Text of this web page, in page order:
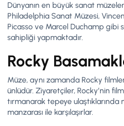
Dünyanın en büyük sanat
Philadelphia Sanat Müzesi,
Picasso ve Marcel Duchamp gibi
sahipliği yapmaktadır.
Rocky
Müze, aynı zamanda Rocky
ünlüdür. Ziyaretçiler, Rocky’nin
tırmanarak tepeye
manzarası ile karşılaşırlar.